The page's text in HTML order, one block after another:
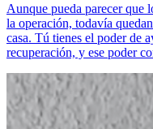
Aunque pueda parecer que
la operación, todavía
casa. Tú tienes el poder de
recuperación, y ese poder